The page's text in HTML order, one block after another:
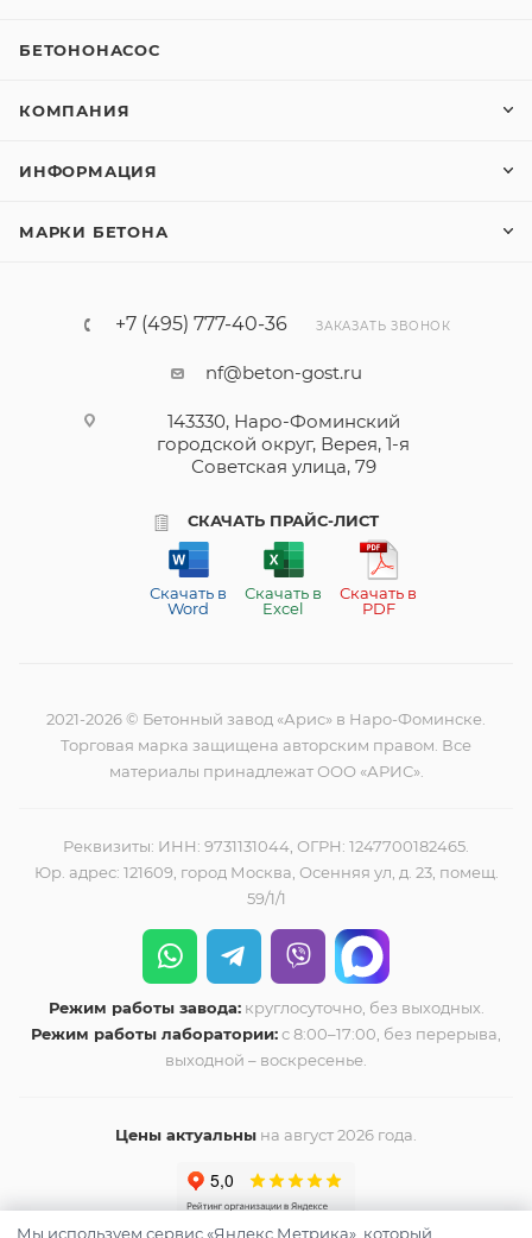
БЕТОНОНАСОС
КОМПАНИЯ
ИНФОРМАЦИЯ
МАРКИ БЕТОНА
+7 (495) 777-40-36 ЗАКАЗАТЬ ЗВОНОК
nf@beton-gost.ru
143330, Наро-Фоминский
городской округ, Верея, 1-я
Советская улица, 79
СКАЧАТЬ ПРАЙС-ЛИСТ
Скачать в
Word
Скачать в
Excel
Скачать в
PDF
2021-2026 © Бетонный завод «Арис» в Наро-Фоминске.
Торговая марка защищена авторским правом. Все
материалы принадлежат ООО «АРИС».
Реквизиты: ИНН: 9731131044, ОГРН: 1247700182465.
Юр. адрес: 121609, город Москва, Осенняя ул, д. 23, помещ.
59/1/1
Режим работы завода:круглосуточно, без выходных.
Режим работы лаборатории:с 8:00–17:00, без перерыва,
выходной – воскресенье.
Цены актуальны на август 2026 года.
Мы используем сервис «Яндекс.Метрика», который